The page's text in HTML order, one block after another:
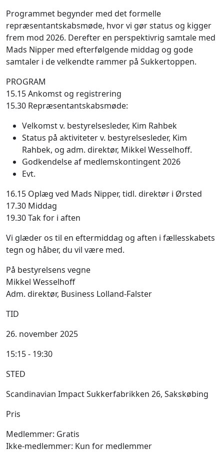
Programmet begynder med det formelle
repræsentantskabsmøde, hvor vi gør status og kigger
frem mod 2026. Derefter en perspektivrig samtale med
Mads Nipper med efterfølgende middag og gode
samtaler i de velkendte rammer på Sukkertoppen.
PROGRAM
15.15 Ankomst og registrering
15.30 Repræsentantskabsmøde:
Velkomst v. bestyrelsesleder, Kim Rahbek
Status på aktiviteter v. bestyrelsesleder, Kim
Rahbek, og adm. direktør, Mikkel Wesselhoff.
Godkendelse af medlemskontingent 2026
Evt.
16.15 Oplæg ved Mads Nipper, tidl. direktør i Ørsted
17.30 Middag
19.30 Tak for i aften
Vi glæder os til en eftermiddag og aften i fællesskabets
tegn og håber, du vil være med.
På bestyrelsens vegne
Mikkel Wesselhoff
Adm. direktør, Business Lolland-Falster
TID
26. november 2025
15:15 - 19:30
STED
Scandinavian Impact Sukkerfabrikken 26, Sakskøbing
Pris
Medlemmer: Gratis
Ikke-medlemmer: Kun for medlemmer